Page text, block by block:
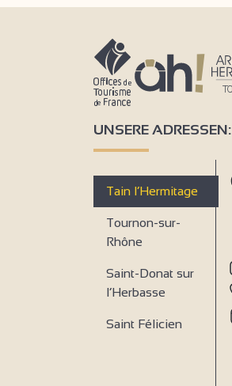
UNSERE ADRESSEN:
Tain l’Hermitage
Tournon-sur-
Rhône
Saint-Donat sur
l’Herbasse
Saint Félicien